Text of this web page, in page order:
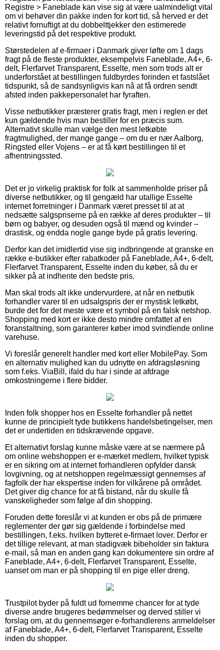
Registre > Faneblade kan vise sig at være ualmindeligt vital
om vi behøver din pakke inden for kort tid, så herved er det
relativt fornuftigt at du dobbelttjekker den estimerede
leveringstid på det respektive produkt.
Størstedelen af e-firmaer i Danmark giver løfte om 1 dags
fragt på de fleste produkter, eksempelvis Faneblade, A4+, 6-
delt, Flerfarvet Transparent, Esselte, men som trods alt er
underforstået at bestillingen fuldbyrdes forinden et fastslået
tidspunkt, så de sandsynligvis kan nå at få ordren sendt
afsted inden pakkepersonalet har fyraften.
Visse netbutikker præsterer gratis fragt, men i reglen er det
kun gældende hvis man bestiller for en præcis sum.
Alternativt skulle man vælge den mest letkøbte
fragtmulighed, der mange gange – om du er nær Aalborg,
Ringsted eller Vojens – er at få kørt bestillingen til et
afhentningssted.
Det er jo virkelig praktisk for folk at sammenholde priser på
diverse netbutikker, og til gengæld har utallige Esselte
internet forretninger i Danmark været presset til at at
nedsætte salgspriserne på en række af deres produkter – til
børn og babyer, og desuden også til mænd og kvinder –
drastisk, og endda nogle gange byde på gratis levering.
Derfor kan det imidlertid vise sig indbringende at granske en
række e-butikker efter rabatkoder på Faneblade, A4+, 6-delt,
Flerfarvet Transparent, Esselte inden du køber, så du er
sikker på at indhente den bedste pris.
Man skal trods alt ikke undervurdere, at når en netbutik
forhandler varer til en udsalgspris der er mystisk letkøbt,
burde det for det meste være et symbol på en falsk netshop.
Shopping med kort er ikke desto mindre omfattet af en
foranstaltning, som garanterer køber imod svindlende online
varehuse.
Vi foreslår generelt handler med kort eller MobilePay. Som
en alternativ mulighed kan du udnytte en afdragsløsning
som f.eks. ViaBill, ifald du har i sinde at afdrage
omkostningerne i flere bidder.
Inden folk shopper hos en Esselte forhandler på nettet
kunne de principielt tyde butikkens handelsbetingelser, men
det er undertiden en tidskrævende opgave.
Et alternativt forslag kunne måske være at se nærmere på
om online webshoppen er e-mærket medlem, hvilket typisk
er en sikring om at internet forhandleren opfylder dansk
lovgivning, og at netshoppen regelmæssigt gennemses af
fagfolk der har ekspertise inden for vilkårene på området.
Det giver dig chance for at få bistand, når du skulle få
vanskeligheder som følge af din shopping.
Foruden dette foreslår vi at kunden er obs på de primære
reglementer der gør sig gældende i forbindelse med
bestillingen, f.eks. hvilken bytteret e-firmaet lover. Derfor er
det tillige relevant, at man stadigvæk bibeholder sin faktura
e-mail, så man en anden gang kan dokumentere sin ordre af
Faneblade, A4+, 6-delt, Flerfarvet Transparent, Esselte,
uanset om man er på shopping til en pige eller dreng.
Trustpilot byder på fuldt ud fornemme chancer for at tyde
diverse andre brugeres bedømmelser og derved stiller vi
forslag om, at du gennemsøger e-forhandlerens anmeldelser
af Faneblade, A4+, 6-delt, Flerfarvet Transparent, Esselte
inden du shopper.